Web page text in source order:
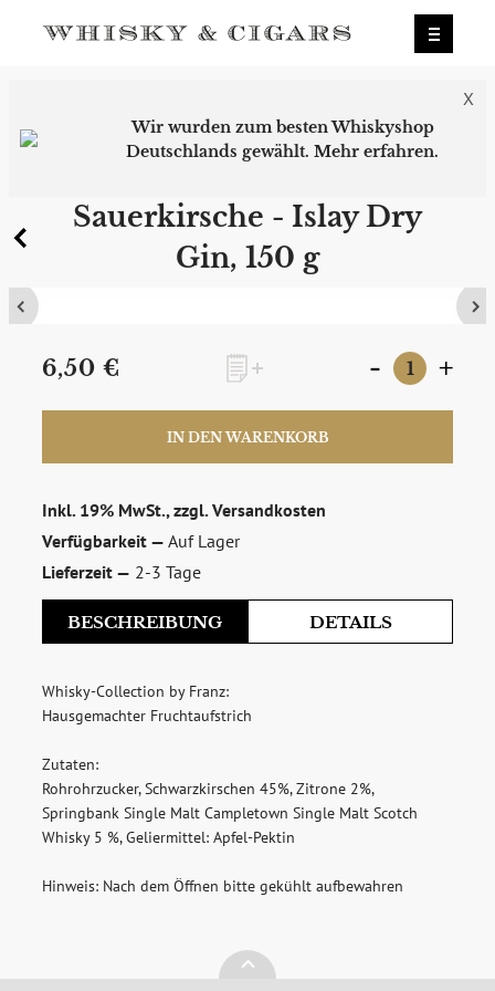
X
Wir wurden zum besten Whiskyshop
Deutschlands gewählt.Mehr erfahren.
Inkl. 19% MwSt., zzgl.Versandkosten
Verfügbarkeit — Auf Lager
Lieferzeit — 2-3 Tage
6,50 € - +
IN DEN WARENKORB
Sauerkirsche - Islay Dry
Gin, 150 g
BESCHREIBUNG DETAILS
Whisky-Collection by Franz:
Hausgemachter Fruchtaufstrich
Zutaten:
Rohrohrzucker, Schwarzkirschen 45%, Zitrone 2%,
Springbank Single Malt Campletown Single Malt Scotch
Whisky 5 %, Geliermittel: Apfel-Pektin
Hinweis: Nach dem Öffnen bitte gekühlt aufbewahren
Deutschland
Marke:
Franz
Franz GmbH & Co. KG
Ursprungsland: Deutschland
zum Newsletter anmelden
Möchten Sie ein für Newsletter-Abonnenten exklusives
um Whisky & Passion, das erlesene Sortiment unseres Ladens
sowie Online-Shops, unsere limitierten Tastings und Events
hier für unseren Newsletter an! Es lohnt sich!
ANMELDEN